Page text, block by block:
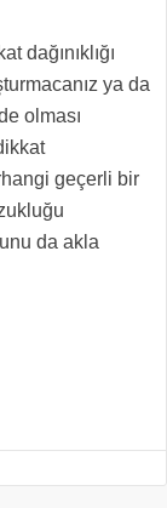
dağınıklığı
ya da
olması
geçerli bir
da akla